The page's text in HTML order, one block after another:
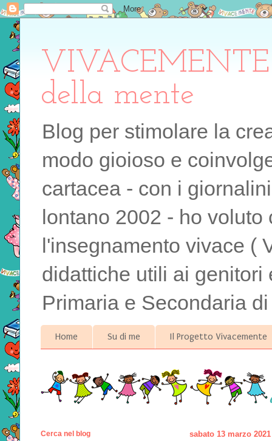
della mente
Blog per stimolare la
modo gioioso e
cartacea - con i
lontano 2002 - ho
l'insegnamento vivace (
didattiche utili ai
Primaria e Secondaria
Home Su di me Il Progetto Vivacemente
sabato 13 marzo 2021
Cerca nel blog